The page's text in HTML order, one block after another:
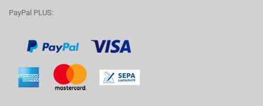
PayPal PLUS: